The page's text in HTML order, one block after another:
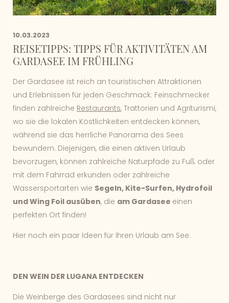
10.03.2023
REISETIPPS: TIPPS FÜR AKTIVITÄTEN AM
GARDASEE IM FRÜHLING
Der Gardasee ist reich an touristischen Attraktionen
und Erlebnissen für jeden Geschmack: Feinschmecker
finden zahlreiche Restaurants, Trattorien und Agriturismi,
wo sie die lokalen Köstlichkeiten entdecken können,
während sie das herrliche Panorama des Sees
bewundern. Diejenigen, die einen aktiven Urlaub
bevorzugen, können zahlreiche Naturpfade zu Fuß oder
mit dem Fahrrad erkunden oder zahlreiche
Wassersportarten wie Segeln, Kite-Surfen, Hydrofoil
und Wing Foil ausüben, die am Gardasee einen
perfekten Ort finden!
Hier noch ein paar Ideen für Ihren Urlaub am See:
DEN WEIN DER LUGANA ENTDECKEN
Die Weinberge des Gardasees sind nicht nur